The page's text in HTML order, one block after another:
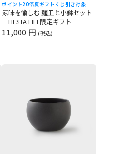
ポイント20倍夏ギフト くじ引き対象
涼味を愉しむ 麺皿と小鉢セット
｜HESTA LIFE限定ギフト
11,000 円 (税込)